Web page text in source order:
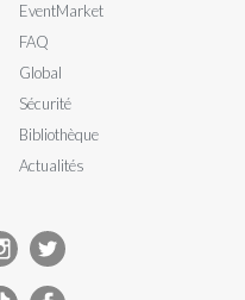
EventMarket
FAQ
Global
Sécurité
Bibliothèque
Actualités